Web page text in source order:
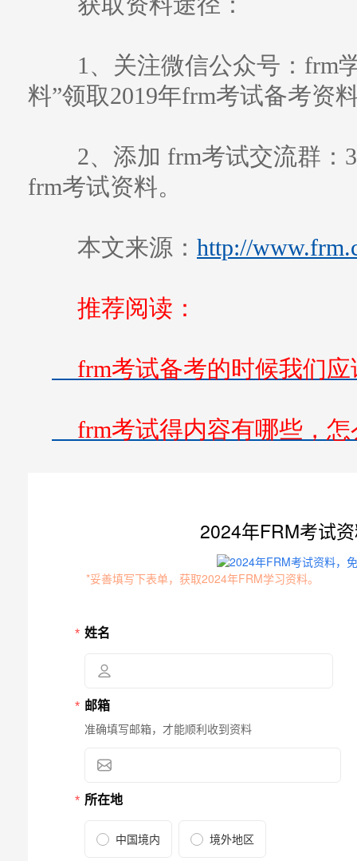
1、关注微信公众号：frm
料”领取2019年frm考试备考资
2、添加 frm考试交流群：
frm考试资料。
本文来源： http://
推荐阅读：
frm考试备考的时候我们应
frm考试得内容有哪些，怎